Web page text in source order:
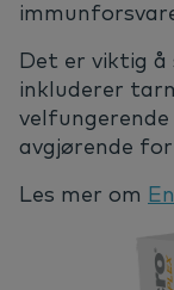
Det er viktig
inkluderer
avgjørende
Les mer om